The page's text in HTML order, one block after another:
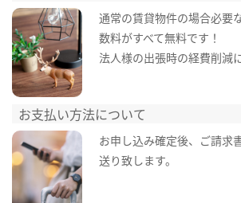
通常の賃貸物件の場合必要
数料がすべて無料です！
法人様の出張時の経費削減
お支払い方法について
お申し込み確定後、ご請求
送り致します。